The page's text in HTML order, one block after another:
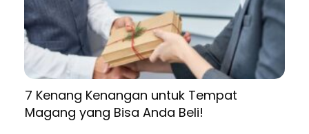
7 Kenang Kenangan untuk Tempat
Magang yang Bisa Anda Beli!